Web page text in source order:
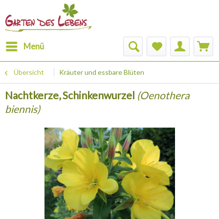
Menü
Übersicht Kräuter und essbare Blüten
Nachtkerze, Schinkenwurzel (Oenothera
biennis)